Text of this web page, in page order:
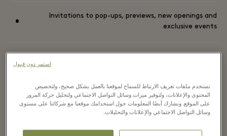
Invitations to pop-ups, previews, new openings and
exclusive events
•
نستخدم ملفات تعريف الارتباط للسماح لموقعنا بالعمل بشكل صحيح، ولتخصيص
المحتوى والإعلانات، ولتوفير ميزات وسائل التواصل الاجتماعي ولتحليل حركة المرور
على الموقع. ونشارك أيضًا المعلومات حول استخدامك موقعنا مع شركائنا على مستوى
وسائل التواصل الاجتماعي والإعلانات والتحليلات.
استمر دون قبول